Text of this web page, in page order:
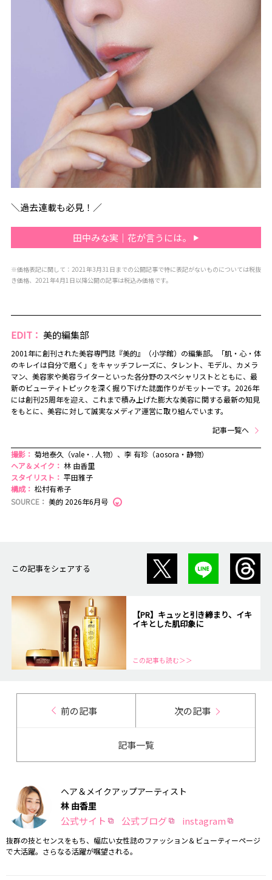
＼過去連載も必見！／
田中みな実｜花が言うには。
※価格表記に関して：2021年3月31日までの公開記事で特に表記がないものについては税抜
き価格、2021年4月1日以降公開の記事は税込み価格です。
EDIT： 美的編集部
2001年に創刊された美容専門誌『美的』（小学館）の編集部。「肌・心・体
のキレイは自分で磨く」をキャッチフレーズに、タレント、モデル、カメラ
マン、美容家や美容ライターといった各分野のスペシャリストとともに、最
新のビューティトピックを深く掘り下げた誌面作りがモットーです。2026年
には創刊25周年を迎え、これまで積み上げた膨大な美容に関する最新の知見
をもとに、美容に対して誠実なメディア運営に取り組んでいます。
記事一覧へ
撮影： 菊地泰久（vale・. 人物）、李 有珍（aosora・静物）
ヘア＆メイク： 林 由香里
スタイリスト： 平田雅子
構成： 松村有希子
SOURCE： 美的 2026年6月号
この記事をシェアする
【PR】キュッと引き締まり、イキ
イキとした肌印象に
この記事も読む＞＞
前の記事 次の記事
記事一覧
ヘア＆メイクアップアーティスト
林 由香里
公式サイト 公式ブログ instagram
抜群の技とセンスをもち、幅広い女性誌のファッション＆ビューティーページ
で大活躍。さらなる活躍が嘱望される。